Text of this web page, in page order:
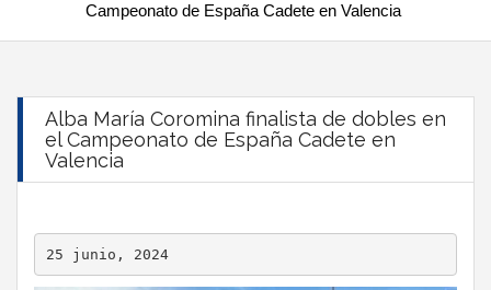
Campeonato de España Cadete en Valencia
Alba María Coromina finalista de dobles en
el Campeonato de España Cadete en
Valencia
25 junio, 2024